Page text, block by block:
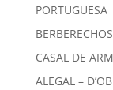
PORTUGUESA
CASAL DE
ALEGAL –